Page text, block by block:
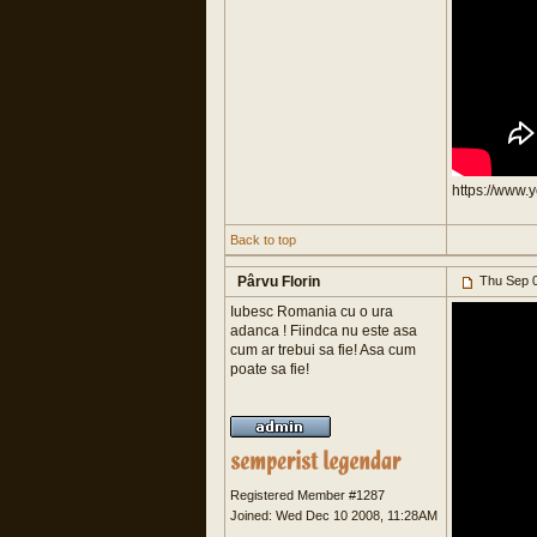
https://
Back to top
Pârvu Florin Thu Sep
Iubesc Romania cu o ura
adanca ! Fiindca nu este asa
cum ar trebui sa fie! Asa cum
poate sa fie!
Registered Member #1287
Joined: Wed Dec 10 2008, 11:28AM